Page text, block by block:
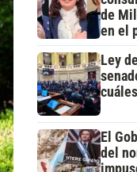
de
en el
Ley
El
del